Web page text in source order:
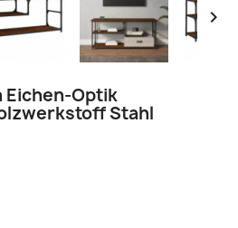

Eichen-Optik
Stahl